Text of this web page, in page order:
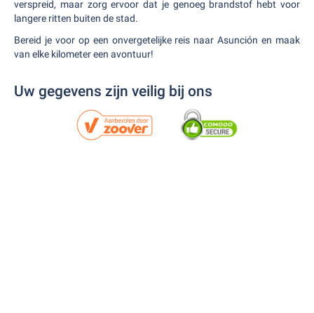
verspreid, maar zorg ervoor dat je genoeg brandstof hebt voor
langere ritten buiten de stad.
Bereid je voor op een onvergetelijke reis naar Asunción en maak
van elke kilometer een avontuur!
Uw gegevens zijn veilig bij ons